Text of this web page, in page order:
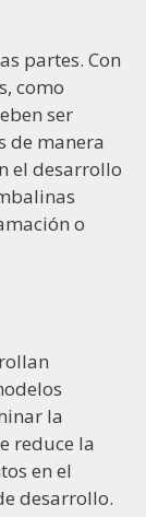
partes. Con
como
ser
de manera
el desarrollo
o
la
reduce la
en el
desarrollo.